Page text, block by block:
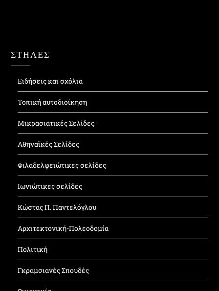
ΣΤΗΛΕΣ
Ειδήσεις και σχόλια
Τοπική αυτοδιοίκηση
Μικρασιατικές Σελίδες
Αθηναϊκές Σελίδες
Φιλαδελφειώτικες σελίδες
Ιωνιώτικες σελίδες
Κώστας Π. Παντελόγλου
Αρχιτεκτονική-Πολεοδομία
Πολιτική
Γκραμσιανές Σπουδές